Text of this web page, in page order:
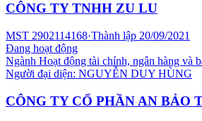
CÔNG TY TNHH ZU LU
MST 2902114168·Thành lập 20/09/2021
Đang hoạt động
Ngành Hoạt động tài chính, ngân hàng và
Người đại diện: NGUYỄN DUY HÙNG
CÔNG TY CỔ PHẦN AN BẢO